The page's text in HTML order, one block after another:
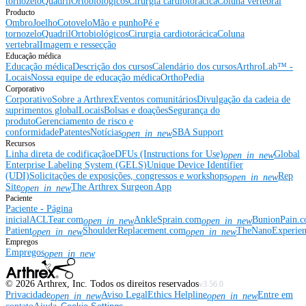
Producto
OmbroJoelhoCotoveloMão e punhoPé e
tornozeloQuadrilOrtobiológicosCirurgia cardiotorácicaColuna
vertebralImagem e ressecção
Educação médica
Educação médicaDescrição dos cursosCalendário dos cursosArthroLab™ -
LocaisNossa equipe de educação médicaOrthoPedia
Corporativo
CorporativoSobre a ArthrexEventos comunitáriosDivulgação da cadeia de
suprimentos globalLocaisBolsas e doaçõesSegurança do
produtoGerenciamento de risco e
conformidadePatentesNotíciasopen_in_newSBA Support
Recursos
Linha direta de codificaçãoeDFUs (Instructions for Use)open_in_newGlobal
Enterprise Labeling System (GELS)Unique Device Identifier
(UDI)Solicitações de exposições, congressos e workshopsopen_in_newRep
Siteopen_in_newThe Arthrex Surgeon App
Paciente
Paciente - Página
inicialACLTear.comopen_in_newAnkleSprain.comopen_in_new
Patientopen_in_newShoulderReplacement.comopen_in_new
Empregos
Empregosopen_in_new
© 2026 Arthrex, Inc. Todos os direitos reservadosv3.56.0
Privacidadeopen_in_newAviso LegalEthics Helplineopen_in_newEntre em